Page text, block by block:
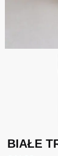
BIAŁE